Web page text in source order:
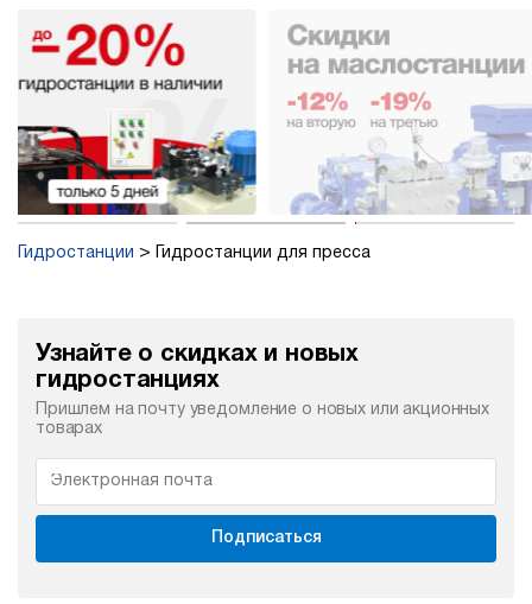
Гидростанции Гидростанции для пресса
Узнайте о скидках и новых
гидростанциях
Пришлем на почту уведомление о новых или акционных
товарах
Подписаться